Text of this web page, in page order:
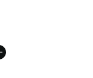
is in de